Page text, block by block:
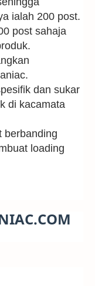
ialah 200 post.
post sahaja
dan sukar
di kacamata
berbanding
loading